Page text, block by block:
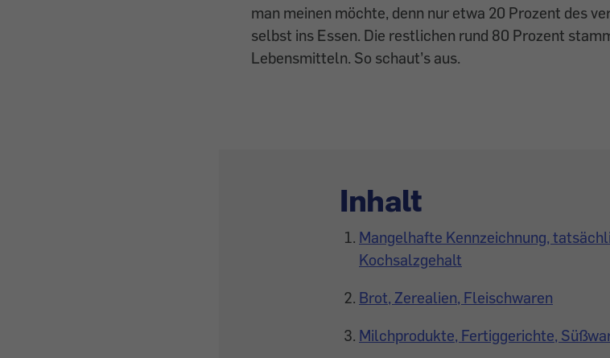
man meinen möchte, denn nur etwa 20 Prozent des
selbst ins Essen. Die restlichen rund 80 Prozent
Lebensmitteln. So schaut’s aus.
Inhalt
Mangelhafte Kennzeichnung,
Kochsalzgehalt
Brot, Zerealien, Fleischwaren
Milchprodukte, Fertiggerichte,